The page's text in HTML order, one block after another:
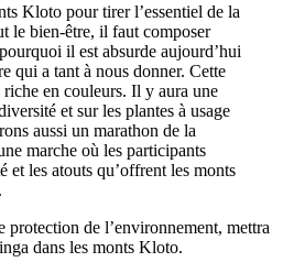
Kloto pour tirer l’essentiel de la
le bien-être, il faut composer
il est absurde aujourd’hui
qui a tant à nous donner. Cette
en couleurs. Il y aura une
et sur les plantes à usage
aussi un marathon de la
marche où les participants
et les atouts qu’offrent les monts
protection de l’environnement, mettra
dans les monts Kloto.